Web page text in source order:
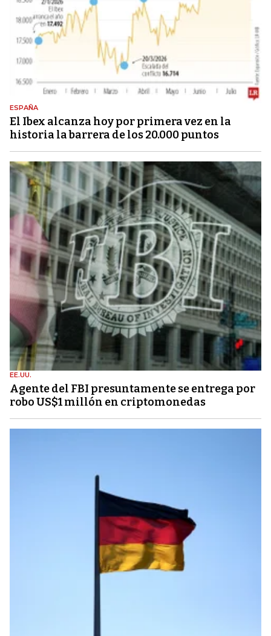
ESPAÑA
El Ibex alcanza hoy por primera vez en la
historia la barrera de los 20.000 puntos
EE.UU.
Agente del FBI presuntamente se entrega por
robo US$1 millón en criptomonedas